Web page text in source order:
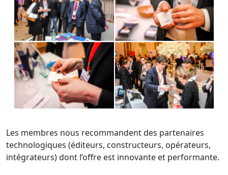
Les membres nous recommandent des partenaires
technologiques (éditeurs, constructeurs, opérateurs,
intégrateurs) dont l’offre est innovante et performante.